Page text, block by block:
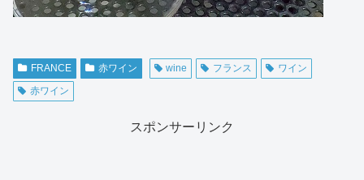
FRANCE 赤ワイン wine フランス
ワイン
赤ワイン
スポンサーリンク